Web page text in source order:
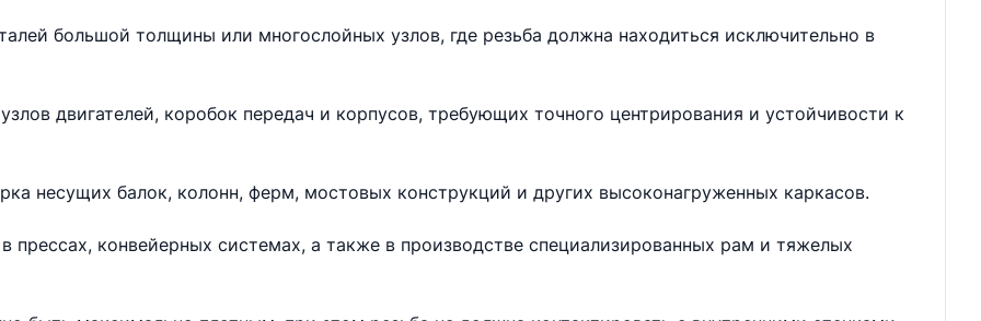
большой толщины или многослойных узлов, где резьба должна находиться исключительно в
двигателей, коробок передач и корпусов, требующих точного центрирования и устойчивости к
несущих балок, колонн, ферм, мостовых конструкций и других высоконагруженных каркасов.
прессах, конвейерных системах, а также в производстве специализированных рам и тяжелых